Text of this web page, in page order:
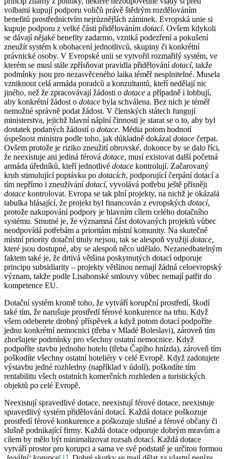
volbami kupují podporu voličů právě štědrým rozdělováním
benefitů prostřednictvím nejrůznějších záminek. Evropská unie si
kupuje podporu z velké části přidělováním dotací. Ovšem kdykoli
se dávají nějaké benefity zadarmo, vzniká podezření a pokušení
zneužít systém k obohacení jednotlivců, skupiny či konkrétní
právnické osoby. V Evropské unii se vytvořil rozmařilý systém, ve
kterém se musí stále zpřísňovat pravidla přidělovánídotací, takže
podmínky jsou pro nezasvěceného laika téměř nesplnitelné. Musela
vzniknout celá armáda poradců a konzultantů, kteří nedělají nic
jiného, než že zpracovávají žádosti o dotace a případně i lobbují,
aby konkrétní žádost o dotace byla schválena. Bez nich je téměř
nemožné správně podat žádost. V členských státech fungují
ministerstva, jejichž hlavní náplní činnosti je starat se o to, aby byl
dostatek podaných žádostí o dotace. Média potom hodnotí
úspešnost ministra podle toho, jak důkladně dokázal dotace čerpat.
Ovšem protože je riziko zneužití obrovské, dokonce by se dalo říci,
že neexistuje ani jediná férová dotace, musí existovat další početná
armáda úředníků, kteří jednotlivé dotace kontrolují. Začarovaný
kruh stimulující poptávku po dotacích, podporující čerpání dotací a
tím nepřímo i zneužívánídotací, vyvolává potřebu ještě přísněji
dotace kontrolovat. Evropa se tak plní projekty, na nichž je okázalá
tabulka hlásající, že projekt byl financován z evropských dotací,
protože nakupování podpory je hlavním cílem celého dotačního
systému. Smutné je, že významná část dotovaných projektů vůbec
neodpovídá potřebám a prioritám místní komunity. Na skutečné
místní priority dotační tituly nejsou, tak se alespoň využijídotace,
které jsou dostupné, aby se alespoň něco udělalo. Nezanedbatelným
faktem také je, že drtivá většina poskytnutých dotací odporuje
principu subsidiarity – projekty většinou nemají žádná celoevropský
význam, takže podle Lisabonské smlouvy vůbec nemají patřit do
kompetence EU.
Dotační systém kromě toho, že vytváří korupční prostředí, škodí
také tím, že narušuje prostředí férové konkurence na trhu. Když
všem odeberete drobný příspěvek a když potom dotací podpoříte
jednu konkrétní nemocnici (třeba v Mladé Boleslavi), zároveň tím
zhoršujete podmínky pro všechny ostatní nemocnice. Když
podpoříte stavbu jednoho hotelu (třeba Čapího hnízda), zároveň tím
poškodíte všechny ostatní hoteliéry v celé Evropě. Když zadotujete
výstavbu jedné rozhledny (například v údolí), poškodíte tím
rentabilitu všech ostatních komerčních rozhleden a turistických
objektů po celé Evropě.
Neexistují spravedlivé dotace, neexistují férové dotace, neexistuje
spravedlivý systém přidělování dotací. Každá dotace poškozuje
prostředí férové konkurence a poškozuje slušné a férové občany či
slušně podnikající firmy. Každá dotace odporuje dobrým mravům a
cílem by mělo být minimalizovat rozsah dotací. Každá dotace
vytváří prostor pro korupci a sama ve své podstatě je určitou formou